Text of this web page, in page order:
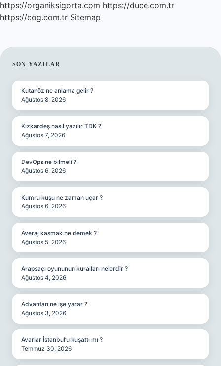
https://organiksigorta.com https://duce.com.tr
https://cog.com.tr Sitemap
SIDEBAR
SON YAZILAR
Kutanöz ne anlama gelir ?
Ağustos 8, 2026
Kızkardeş nasıl yazılır TDK ?
Ağustos 7, 2026
DevOps ne bilmeli ?
Ağustos 6, 2026
Kumru kuşu ne zaman uçar ?
Ağustos 6, 2026
Averaj kasmak ne demek ?
Ağustos 5, 2026
Arapsaçı oyununun kuralları nelerdir ?
Ağustos 4, 2026
Advantan ne işe yarar ?
Ağustos 3, 2026
Avarlar İstanbul’u kuşattı mı ?
Temmuz 30, 2026